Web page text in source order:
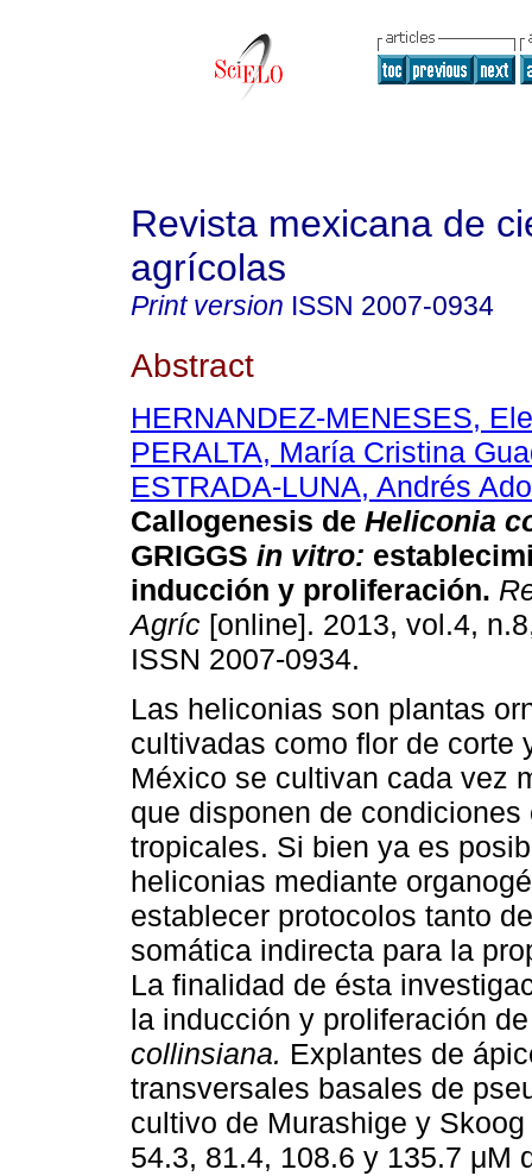
Revista mexicana de
agrícolas
Print version ISSN 2007-0934
Abstract
HERNANDEZ-MENESES,
PERALTA, María Cristina
ESTRADA-LUNA, Andrés
Callogenesis de Heliconia
GRIGGS in vitro:
inducción y proliferación.
Agríc [online]. 2013, vol.4,
ISSN 2007-0934.
Las heliconias son plantas
cultivadas como flor de corte
México se cultivan cada vez
que disponen de condiciones
tropicales. Si bien ya es
heliconias mediante
establecer protocolos tanto
somática indirecta para la
La finalidad de ésta
la inducción y proliferación
collinsiana. Explantes de
transversales basales de
cultivo de Murashige y
54.3, 81.4, 108.6 y 135.7 μM